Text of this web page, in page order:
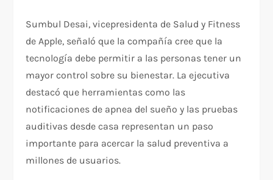
Sumbul Desai, vicepresidenta de Salud y Fitness
de Apple, señaló que la compañía cree que la
tecnología debe permitir a las personas tener un
mayor control sobre su bienestar. La ejecutiva
destacó que herramientas como las
notificaciones de apnea del sueño y las pruebas
auditivas desde casa representan un paso
importante para acercar la salud preventiva a
millones de usuarios.